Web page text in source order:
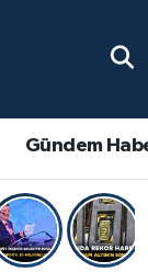
Gündem